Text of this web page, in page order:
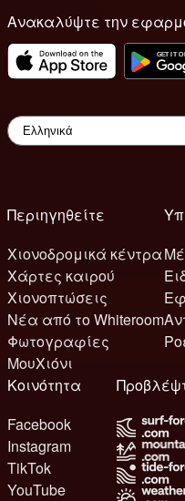
Ανακαλύψτε την
Περιηγηθείτε
Χιονοδρομικά κέντρα
Χάρτες καιρού
Χιονοπτώσεις
Νέα από το Whiteroom
Φωτογραφίες
ΜουΧιόνι
Κοινότητα
Facebook
Instagram
TikTok
YouTube